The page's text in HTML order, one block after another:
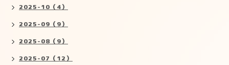
2025-10（4）
2025-09（9）
2025-08（9）
2025-07（12）